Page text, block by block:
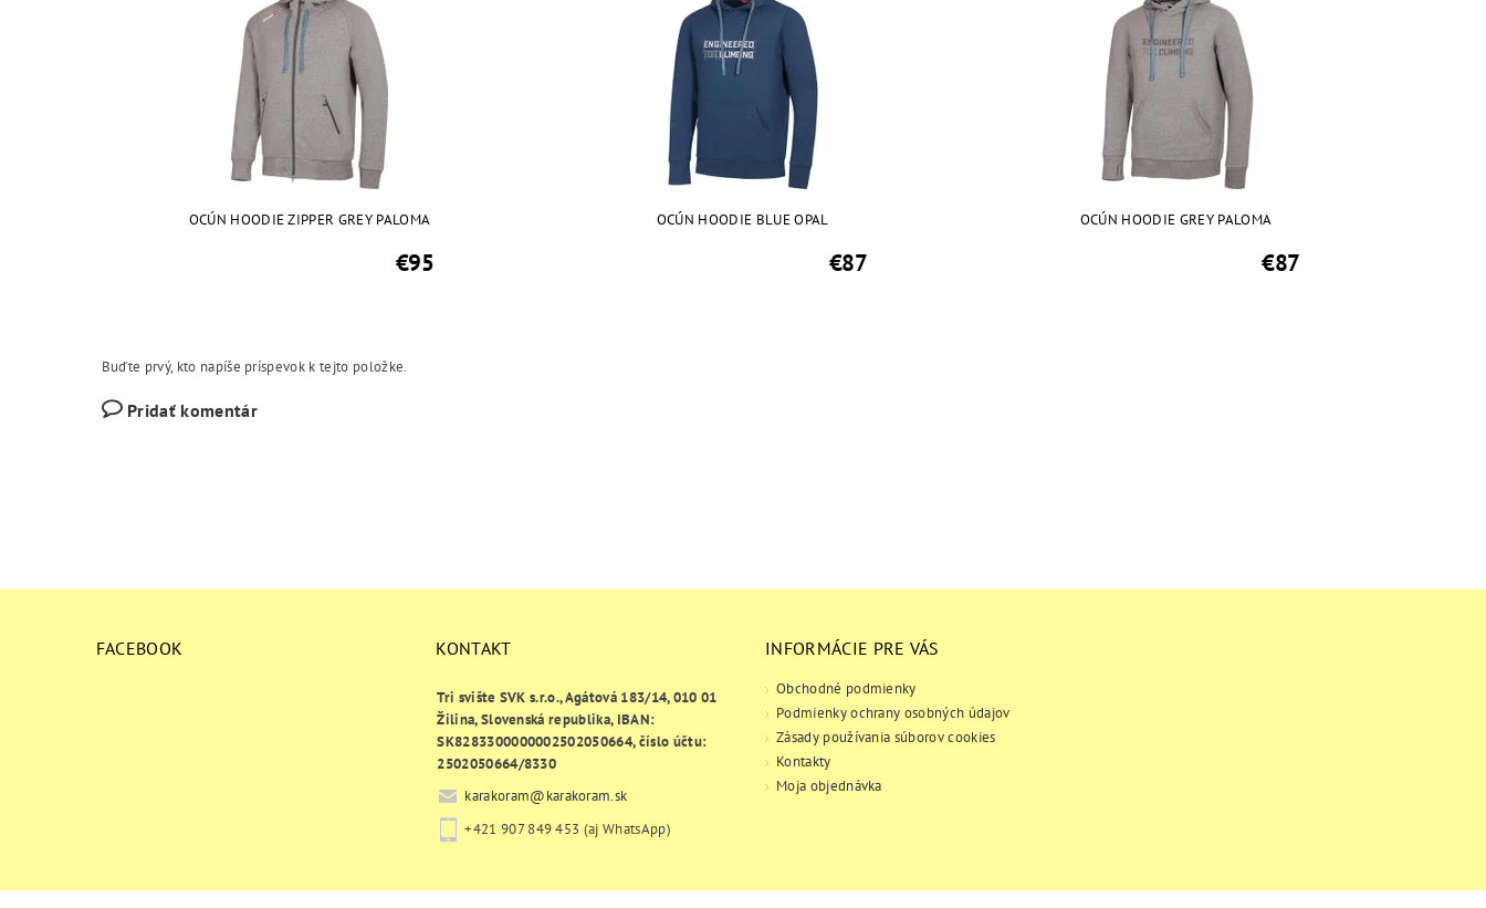
OCÚN HOODIE ZIPPER GREY PALOMA
€95
OCÚN HOODIE BLUE OPAL
€87
OCÚN HOODIE GREY PALOMA
€87
Buďte prvý, kto napíše príspevok k tejto položke.
Pridať komentár
FACEBOOK KONTAKT
Tri svište SVK s.r.o., Agátová 183/14, 010 01
Žilina, Slovenská republika, IBAN:
SK8283300000002502050664, číslo účtu:
2502050664/8330
karakoram@karakoram.sk
+421 907 849 453 (aj WhatsApp)
INFORMÁCIE PRE VÁS
Obchodné podmienky
Podmienky ochrany osobných údajov
Zásady používania súborov cookies
Kontakty
Moja objednávka